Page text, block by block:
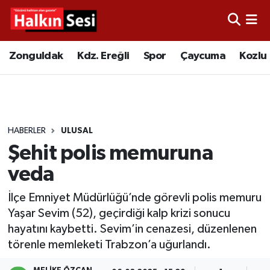
Zonguldak Kdz. Ereğli Spor Çaycuma Kozlu
HABERLER ULUSAL
Şehit polis memuruna
veda
İlçe Emniyet Müdürlüğü’nde görevli polis memuru
Yaşar Sevim (52), geçirdiği kalp krizi sonucu
hayatını kaybetti. Sevim’in cenazesi, düzenlenen
törenle memleketi Trabzon’a uğurlandı.
Video
Çaycuma
Alaplı
Asayiş
Bartın
Merkez Hava Durumu
Tüm Manşetler
Son Dakika Haberleri
Haber Arşivi